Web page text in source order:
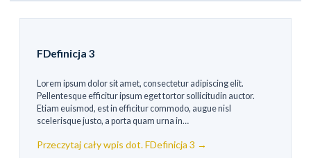
FDefinicja 3
Lorem ipsum dolor sit amet, consectetur adipiscing elit.
Pellentesque efficitur ipsum eget tortor sollicitudin auctor.
Etiam euismod, est in efficitur commodo, augue nisl
scelerisque justo, a porta quam urna in…
Przeczytaj cały wpis dot. FDefinicja 3 →